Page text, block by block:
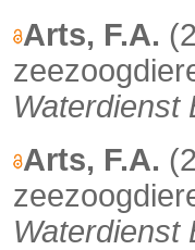
Arts, F.A.
Waterdienst
Arts, F.A.
Waterdienst